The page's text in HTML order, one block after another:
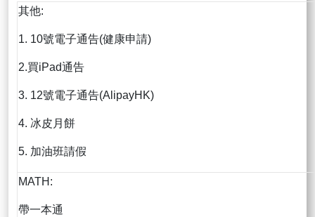
其他:
1. 10號電子通告(健康申請)
2.買iPad通告
3. 12號電子通告(AlipayHK)
4. 冰皮月餅
5. 加油班請假
MATH:
帶一本通